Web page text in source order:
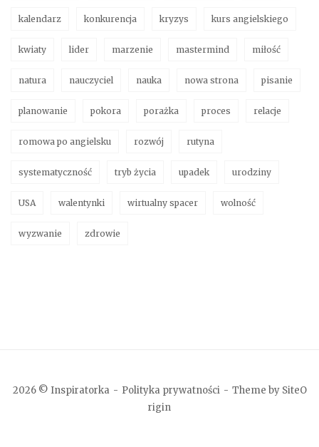
kalendarz konkurencja kryzys kurs angielskiego
kwiaty lider marzenie mastermind miłość
natura nauczyciel nauka nowa strona pisanie
planowanie pokora porażka proces relacje
romowa po angielsku rozwój rutyna
systematyczność tryb życia upadek urodziny
USA walentynki wirtualny spacer wolność
wyzwanie zdrowie
2026 © Inspiratorka Polityka prywatności Theme by SiteO
rigin